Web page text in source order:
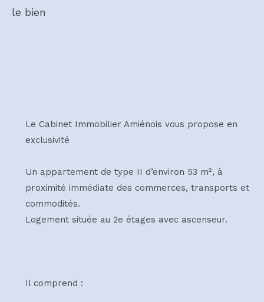
le bien
Le Cabinet Immobilier Amiénois vous propose en
exclusivité
Un appartement de type II d’environ 53 m², à
proximité immédiate des commerces, transports et
commodités.
Logement située au 2e étages avec ascenseur.
Il comprend :